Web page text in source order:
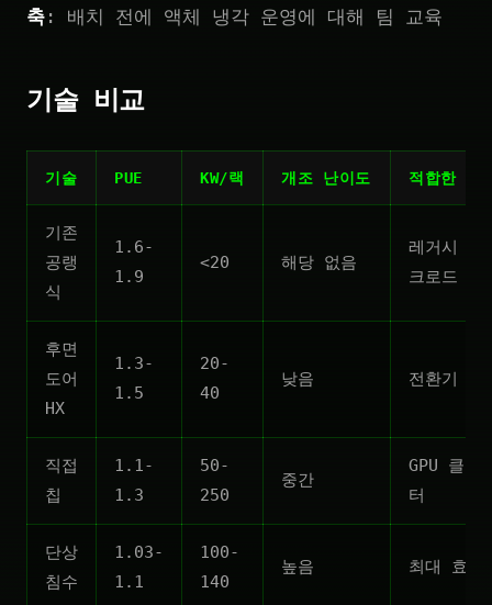
축 : 배치 전에 액체 냉각 운영에 대해 팀 교육
기술 비교
기술 PUE KW/랙 개조 난이도 적합한 용
기존
공랭
식
1.6-
1.9
<20 해당 없음
레거시 워
크로드
후면
도어
HX
1.3-
1.5
20-
40
낮음 전환기
직접
칩
1.1-
1.3
50-
250
중간
GPU 클러
터
단상
침수
1.03-
1.1
100-
140
높음 최대 효율